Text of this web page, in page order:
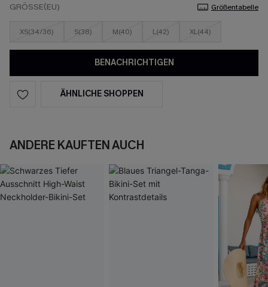
GRÖSSE(EU) Größentabelle
XS(34/36) S(38) M(40) L(42) XL(44)
BENACHRICHTIGEN
ÄHNLICHE SHOPPEN
ANDERE KAUFTEN AUCH